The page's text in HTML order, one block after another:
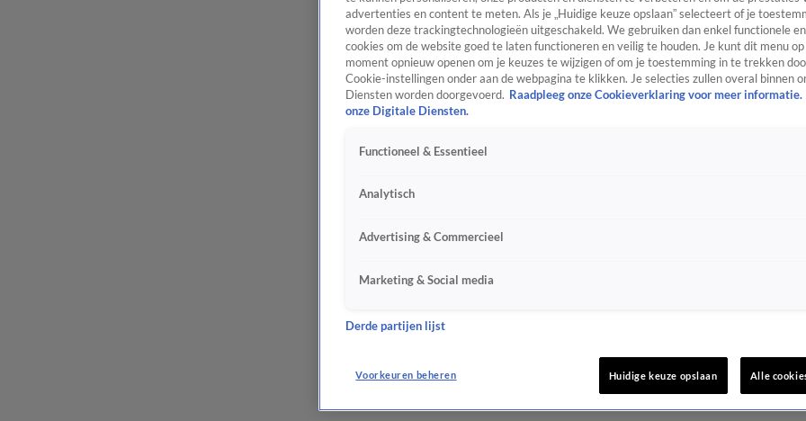
advertenties en content te meten. Als je „Huidige keuze opslaan” selecteert of je
worden deze trackingtechnologieën uitgeschakeld. We gebruiken dan enkel functionele
cookies om de website goed te laten functioneren en veilig te houden. Je kunt dit menu
moment opnieuw openen om je keuzes te wijzigen of om je toestemming in te trekken
Cookie-instellingen onder aan de webpagina te klikken. Je selecties zullen overal binnen
Diensten worden doorgevoerd. Raadpleeg onze Cookieverklaring voor meer informatie.
onze Digitale Diensten.
Functioneel & Essentieel
Analytisch
Advertising & Commercieel
Marketing & Social media
Derde partijen lijst
Voorkeuren beheren Huidige keuze opslaan Alle